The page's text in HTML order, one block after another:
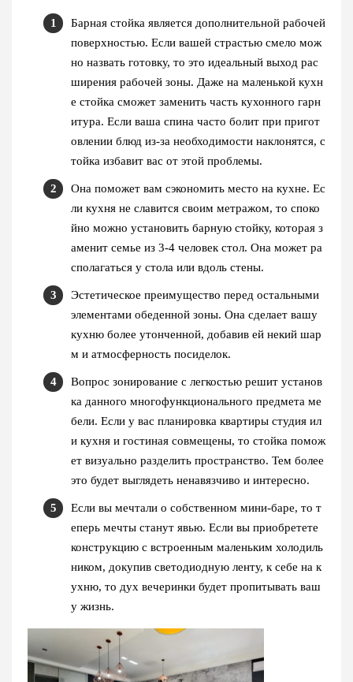
Барная стойка является дополнительной рабочей
поверхностью. Если вашей страстью смело мож
но назвать готовку, то это идеальный выход рас
ширения рабочей зоны. Даже на маленькой кухн
е стойка сможет заменить часть кухонного гарн
итура. Если ваша спина часто болит при пригот
овлении блюд из-за необходимости наклонятся, с
тойка избавит вас от этой проблемы.
Она поможет вам сэкономить место на кухне. Ес
ли кухня не славится своим метражом, то споко
йно можно установить барную стойку, которая з
аменит семье из 3-4 человек стол. Она может ра
сполагаться у стола или вдоль стены.
Эстетическое преимущество перед остальными
элементами обеденной зоны. Она сделает вашу
кухню более утонченной, добавив ей некий шар
м и атмосферность посиделок.
Вопрос зонирование с легкостью решит установ
ка данного многофункционального предмета ме
бели. Если у вас планировка квартиры студия ил
и кухня и гостиная совмещены, то стойка помож
ет визуально разделить пространство. Тем более
это будет выглядеть ненавязчиво и интересно.
Если вы мечтали о собственном мини-баре, то т
еперь мечты станут явью. Если вы приобретете
конструкцию с встроенным маленьким холодиль
ником, докупив светодиодную ленту, к себе на к
ухню, то дух вечеринки будет пропитывать ваш
у жизнь.